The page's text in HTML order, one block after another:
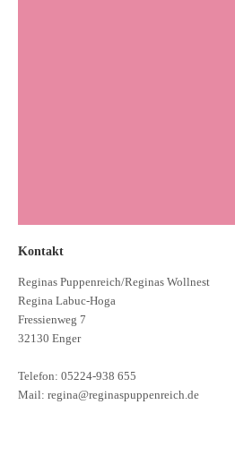
Kontakt
Reginas Puppenreich/Reginas Wollnest
Regina Labuc-Hoga
Fressienweg 7
32130 Enger
Telefon: 05224-938 655
Mail: regina@reginaspuppenreich.de